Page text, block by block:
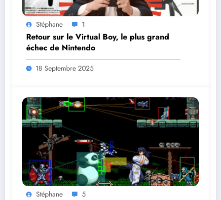
Stéphane 1
Retour sur le Virtual Boy, le plus grand
échec de Nintendo
18 Septembre 2025
Stéphane 5